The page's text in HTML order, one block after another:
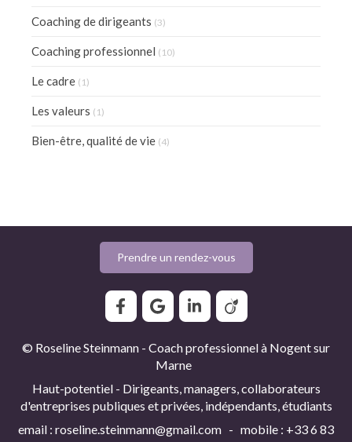
Coaching de dirigeants (3)
Coaching professionnel (10)
Le cadre (1)
Les valeurs (1)
Bien-être, qualité de vie (4)
Prendre un rendez-vous
© Roseline Steinmann - Coach professionnel à Nogent sur
Marne
Haut-potentiel - Dirigeants, managers, collaborateurs
d'entreprises publiques et privées, indépendants, étudiants
email : roseline.steinmann@gmail.com - mobile : +33 6 83